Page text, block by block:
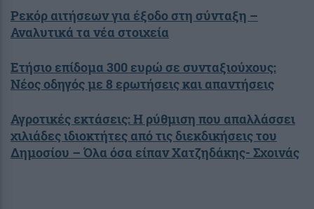
Ρεκόρ αιτήσεων για έξοδο στη σύνταξη –
Αναλυτικά τα νέα στοιχεία
Ετήσιο επίδομα 300 ευρώ σε συνταξιούχους:
Νέος οδηγός με 8 ερωτήσεις και απαντήσεις
Αγροτικές εκτάσεις: Η ρύθμιση που απαλλάσσει
χιλιάδες ιδιοκτήτες από τις διεκδικήσεις του
Δημοσίου – Όλα όσα είπαν Χατζηδάκης- Σχοινάς